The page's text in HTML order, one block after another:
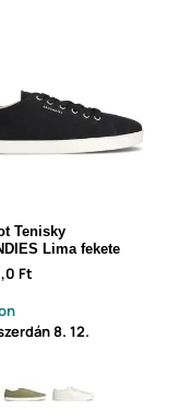
Tenisky
Lima fekete
Ft
8. 12.